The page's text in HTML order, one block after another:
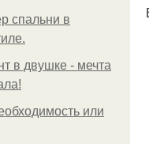
спальни в
в двушке - мечта
или